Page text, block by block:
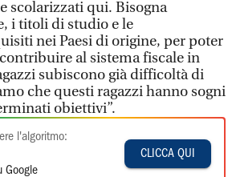
scolarizzati qui. Bisogna
i titoli di studio e le
nei Paesi di origine, per poter
al sistema fiscale in
subiscono già difficoltà di
che questi ragazzi hanno sogni
obiettivi”.
l'algoritmo:
Google
CLICCA QUI